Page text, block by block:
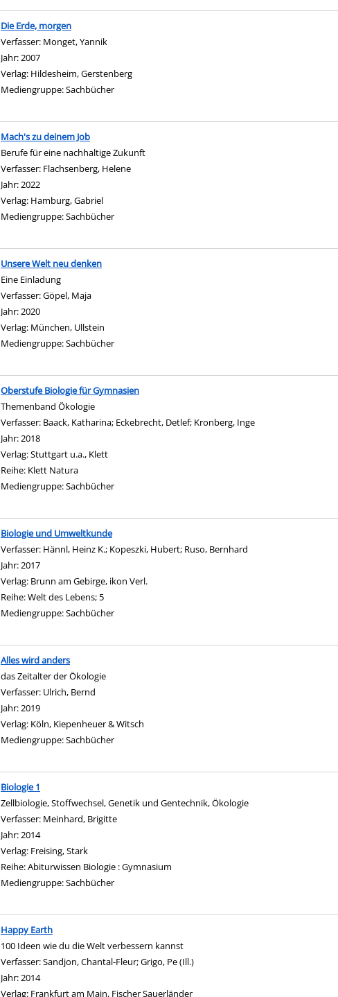
Die Erde, morgen
Verfasser: Monget, Yannik
Jahr:2007
Verlag: Hildesheim, Gerstenberg
Mediengruppe:Sachbücher
Mach's zu deinem Job
Berufe für eine nachhaltige Zukunft
Verfasser: Flachsenberg, Helene
Jahr:2022
Verlag: Hamburg, Gabriel
Mediengruppe:Sachbücher
Unsere Welt neu denken
Eine Einladung
Verfasser:Göpel, Maja
Jahr:2020
Verlag: München, Ullstein
Mediengruppe:Sachbücher
Oberstufe Biologie für Gymnasien
Themenband Ökologie
Verfasser: Baack, Katharina; Eckebrecht, Detlef; Kronberg, Inge
Jahr:2018
Verlag:Stuttgart u.a., Klett
Reihe: Klett Natura
Mediengruppe:Sachbücher
Biologie und Umweltkunde
Verfasser: Hännl, Heinz K.; Kopeszki, Hubert; Ruso, Bernhard
Jahr:2017
Verlag: Brunn am Gebirge, ikon Verl.
Reihe:Welt des Lebens; 5
Mediengruppe:Sachbücher
Alles wird anders
das Zeitalter der Ökologie
Verfasser: Ulrich, Bernd
Jahr:2019
Verlag: Köln, Kiepenheuer & Witsch
Mediengruppe:Sachbücher
Biologie 1
Zellbiologie, Stoffwechsel, Genetik und Gentechnik, Ökologie
Verfasser: Meinhard, Brigitte
Jahr:2014
Verlag: Freising, Stark
Reihe:Abiturwissen Biologie : Gymnasium
Mediengruppe:Sachbücher
Happy Earth
100 Ideen wie du die Welt verbessern kannst
Verfasser:Sandjon, Chantal-Fleur;Grigo, Pe (Ill.)
Jahr:2014
Verlag: Frankfurt am Main, Fischer Sauerländer